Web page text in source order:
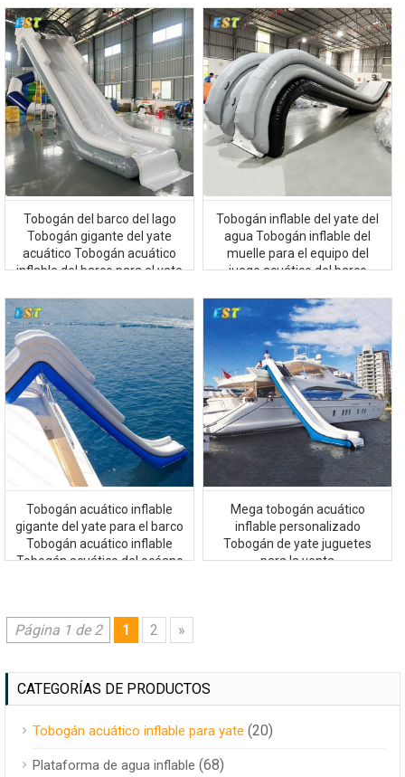
Tobogán del barco del lago
Tobogán gigante del yate
acuático Tobogán acuático
inflable del barco para el yate
Tobogán inflable del yate del
agua Tobogán inflable del
muelle para el equipo del
juego acuático del barco
Tobogán acuático inflable
gigante del yate para el barco
Tobogán acuático inflable
Tobogán acuático del océano
Mega tobogán acuático
inflable personalizado
Tobogán de yate juguetes
para la venta
Página 1 de 2 1 2 »
CATEGORÍAS DE PRODUCTOS
Tobogán acuático inflable para yate (20)
Plataforma de agua inflable (68)